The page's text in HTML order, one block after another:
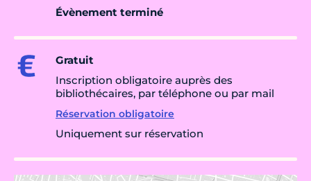
Évènement terminé
Gratuit
Inscription obligatoire auprès des
bibliothécaires, par téléphone ou par mail
Réservation obligatoire
Uniquement sur réservation